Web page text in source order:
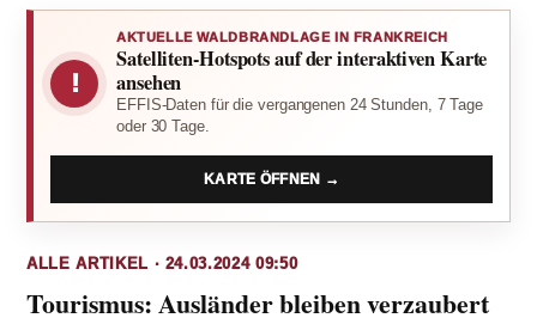
!
AKTUELLE WALDBRANDLAGE IN FRANKREICH
Satelliten-Hotspots auf der interaktiven Karte
ansehen
EFFIS-Daten für die vergangenen 24 Stunden, 7 Tage
oder 30 Tage.
KARTE ÖFFNEN →
ALLE ARTIKEL · 24.03.2024 09:50
Tourismus: Ausländer bleiben verzaubert